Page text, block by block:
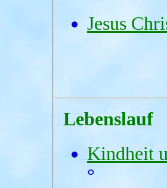
Jesus
Lebenslauf
Kindheit
°